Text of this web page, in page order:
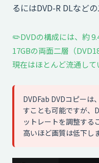
るにはDVD-R DLなど
✏️DVDの構成には、約
17GBの両面二層（
現在はほとんど流通して
DVDFab DVDコピーは
すことも可能ですが、
ットレートを調整する
高いほど画質は低下し